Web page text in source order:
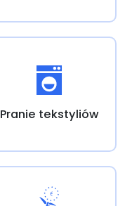
Pranie tekstyliów